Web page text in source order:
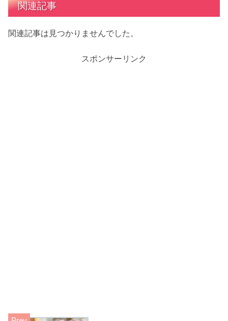
関連記事
関連記事は見つかりませんでした。
スポンサーリンク